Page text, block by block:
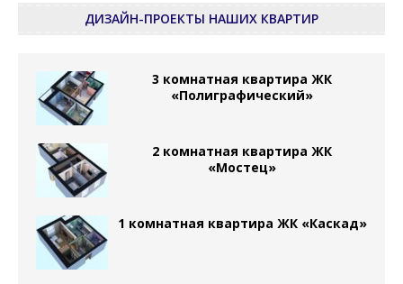
ДИЗАЙН-ПРОЕКТЫ НАШИХ КВАРТИР
3 комнатная квартира ЖК
«Полиграфический»
2 комнатная квартира ЖК
«Мостец»
1 комнатная квартира ЖК «Каскад»